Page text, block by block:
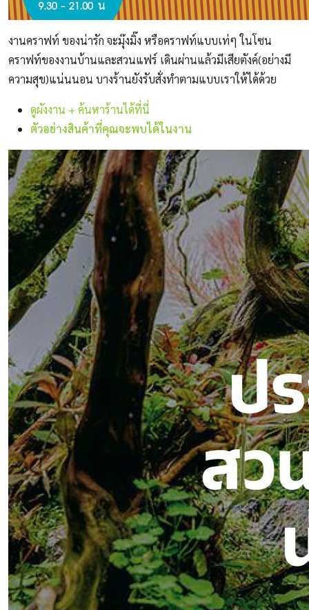
งานคราฟท์ ของน่ารัก จะมุ๊งมิ๊ง หรือคราฟท์แบบเท่ๆ ในโซน
คราฟท์ของงานบ้านและสวนแฟร์ เดินผ่านแล้วมีเสียตังค์(อย่างมี
ความสุข)แน่นนอน บางร้านยังรับสั่งทำตามแบบเราให้ได้ด้วย
ดูผังงาน + ค้นหาร้านได้ที่นี่
ตัวอย่างสินค้าที่คุณจะพบได้ในงาน